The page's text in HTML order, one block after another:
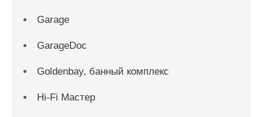
Garage
GarageDoc
Goldenbay, банный комплекс
Hi-Fi Мастер